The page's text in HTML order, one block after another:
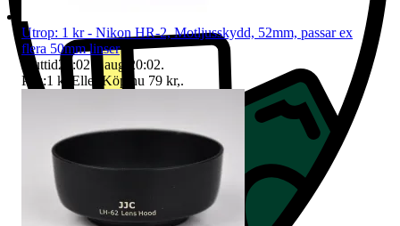
Utrop: 1 kr - Nikon HR-2, Motljusskydd, 52mm, passar ex
flera 50mm linser
Sluttid20:02 9 aug 20:02.
Pris:1 kr Eller Köp nu 79 kr,.